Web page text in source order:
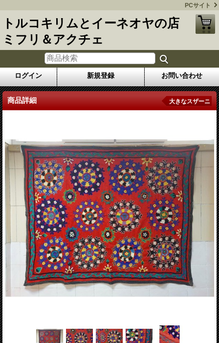
PCサイト
トルコキリムとイーネオヤの店
ミフリ＆アクチェ
ログイン 新規登録 お問い合わせ
商品詳細 大きなスザーニ